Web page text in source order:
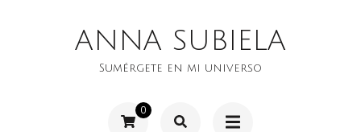
ANNA SUBIELA
Sumérgete en mi universo
0